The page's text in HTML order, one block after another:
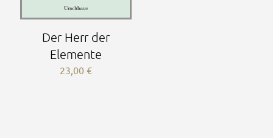
Der Herr der
Elemente
23,00€